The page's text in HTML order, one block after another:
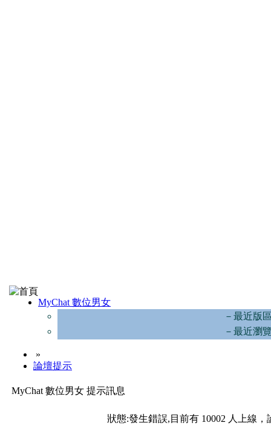
MyChat 數位男女
－最近版
－最近瀏
»
論壇提示
MyChat 數位男女 提示訊息
狀態:發生錯誤,目前有 10002 人上線